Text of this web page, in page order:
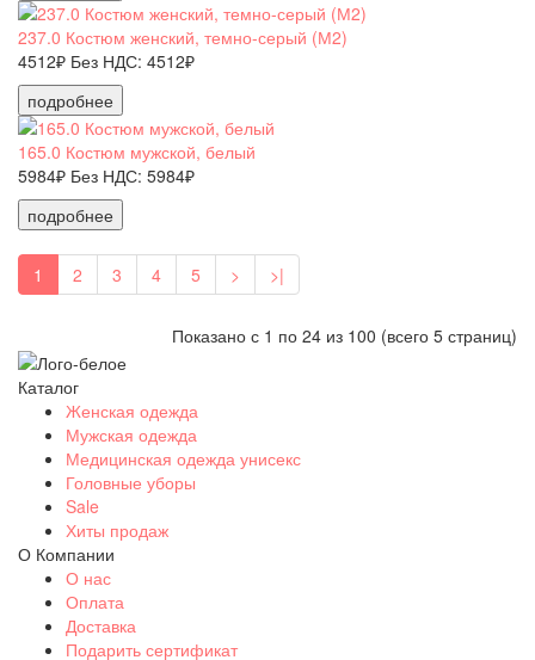
237.0 Костюм женский, темно-серый (М2)
4512₽ Без НДС: 4512₽
подробнее
165.0 Костюм мужской, белый
5984₽ Без НДС: 5984₽
подробнее
1 2 3 4 5 > >|
Показано с 1 по 24 из 100 (всего 5 страниц)
Каталог
Женская одежда
Мужская одежда
Медицинская одежда унисекс
Головные уборы
Sale
Хиты продаж
О Компании
О нас
Оплата
Доставка
Подарить сертификат